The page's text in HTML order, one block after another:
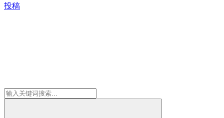
投稿